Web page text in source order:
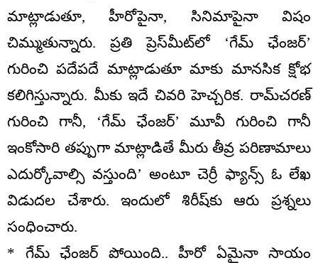
మాట్లాడుతూ, హీరోపైనా, సినిమాపైనా విషం
చిమ్ముతున్నారు. ప్రతి ప్రెస్‌మీట్‌లో ‘గేమ్ ఛేంజర్’
గురించి పదేపదే మాట్లాడుతూ మాకు మానసిక క్షోభ
కలిగిస్తున్నారు. మీకు ఇదే చివరి హెచ్చరిక. రామ్‌చరణ్
గురించి గానీ, ‘గేమ్ ఛేంజర్’ మూవీ గురించి గానీ
ఇంకోసారి తప్పుగా మాట్లాడితే మీరు తీవ్ర పరిణామాలు
ఎదుర్కోవాల్సి వస్తుంది’ అంటూ చెర్రీ ఫ్యాన్స్ ఓ లేఖ
విడుదల చేశారు. ఇందులో శిరీష్‌కు ఆరు ప్రశ్నలు
సంధించారు.
* గేమ్ ఛేంజర్ పోయింది.. హీరో ఏమైనా సాయం